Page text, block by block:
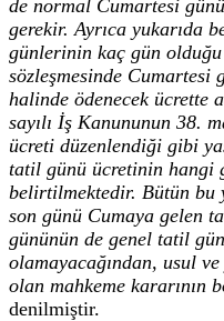
de normal Cumartesi
gerekir. Ayrıca yukarıda
günlerinin kaç gün
sözleşmesinde Cumartesi
halinde ödenecek ücrette
sayılı İş Kanununun 38.
ücreti düzenlendiği gibi
tatil günü ücretinin hangi
belirtilmektedir. Bütün bu
son günü Cumaya gelen
gününün de genel tatil
olamayacağından, usul
olan mahkeme kararının
denilmiştir.